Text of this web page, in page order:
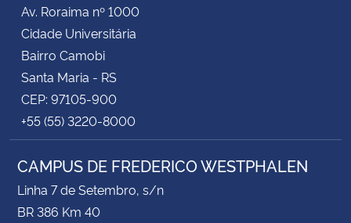
Av. Roraima nº 1000
Cidade Universitária
Bairro Camobi
Santa Maria - RS
CEP: 97105-900
+55 (55) 3220-8000
CAMPUS DE FREDERICO WESTPHALEN
Linha 7 de Setembro, s/n
BR 386 Km 40